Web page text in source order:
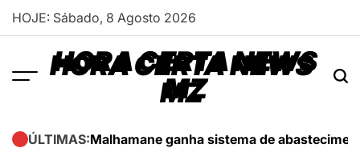
Skip
HOJE: Sábado, 8 Agosto 2026
HORA CERTA NEWS
MZ
ÚLTIMAS:Malhamane ganha sistema de